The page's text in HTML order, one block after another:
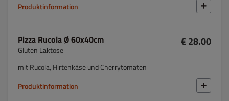
Produktinformation
Pizza Rucola Ø 60x40cm
Gluten Laktose
€ 28.00
mit Rucola, Hirtenkäse und Cherrytomaten
Produktinformation